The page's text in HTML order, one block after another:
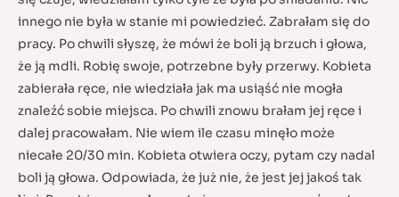
innego nie była w stanie mi powiedzieć. Zabrałam się do
pracy. Po chwili słyszę, że mówi że boli ją brzuch i głowa,
że ją mdli. Robię swoje, potrzebne były przerwy. Kobieta
zabierała ręce, nie wiedziała jak ma usiąść nie mogła
znaleźć sobie miejsca. Po chwili znowu brałam jej ręce i
dalej pracowałam. Nie wiem ile czasu minęło może
niecałe 20/30 min. Kobieta otwiera oczy, pytam czy nadal
boli ją głowa. Odpowiada, że już nie, że jest jej jakoś tak